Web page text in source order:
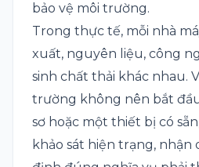
bảo vệ môi trường.
Trong thực tế, mỗi nhà
xuất, nguyên liệu, công
sinh chất thải khác nhau.
trường không nên bắt
sơ hoặc một thiết bị có
khảo sát hiện trạng, nhận